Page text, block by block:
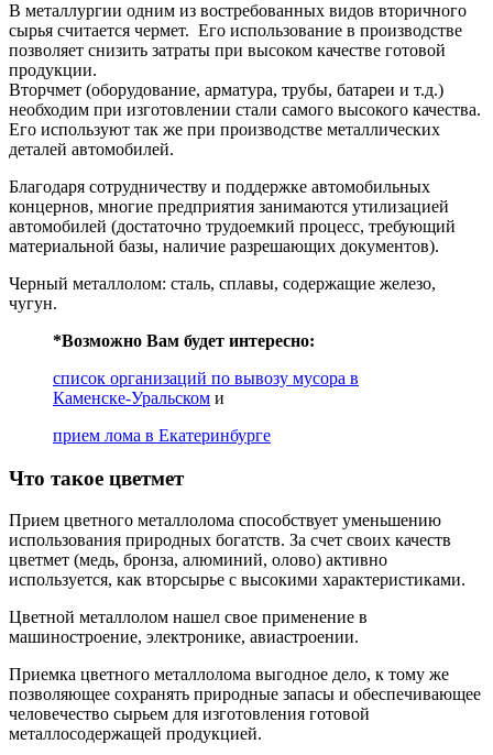
В металлургии одним из востребованных видов вторичного
сырья считается чермет. Его использование в производстве
позволяет снизить затраты при высоком качестве готовой
продукции.
Вторчмет (оборудование, арматура, трубы, батареи и т.д.)
необходим при изготовлении стали самого высокого качества.
Его используют так же при производстве металлических
деталей автомобилей.
Благодаря сотрудничеству и поддержке автомобильных
концернов, многие предприятия занимаются утилизацией
автомобилей (достаточно трудоемкий процесс, требующий
материальной базы, наличие разрешающих документов).
Черный металлолом: сталь, сплавы, содержащие железо,
чугун.
*Возможно Вам будет интересно:
список организаций по вывозу мусора в
Каменске-Уральском и
прием лома в Екатеринбурге
Что такое цветмет
Прием цветного металлолома способствует уменьшению
использования природных богатств. За счет своих качеств
цветмет (медь, бронза, алюминий, олово) активно
используется, как вторсырье с высокими характеристиками.
Цветной металлолом нашел свое применение в
машиностроение, электронике, авиастроении.
Приемка цветного металлолома выгодное дело, к тому же
позволяющее сохранять природные запасы и обеспечивающее
человечество сырьем для изготовления готовой
металлосодержащей продукцией.